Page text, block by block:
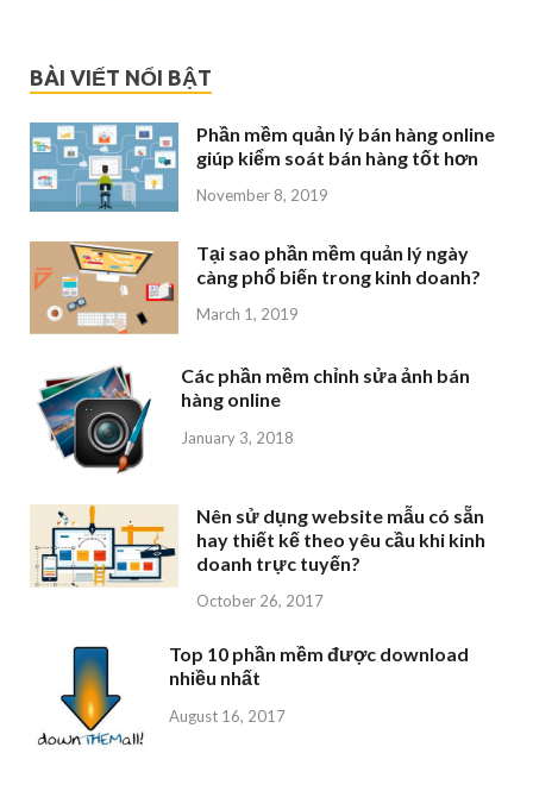
BÀI VIẾT NỔI BẬT
Phần mềm quản lý bán hàng online
giúp kiểm soát bán hàng tốt hơn
November 8, 2019
Tại sao phần mềm quản lý ngày
càng phổ biến trong kinh doanh?
March 1, 2019
Các phần mềm chỉnh sửa ảnh bán
hàng online
January 3, 2018
Nên sử dụng website mẫu có sẵn
hay thiết kế theo yêu cầu khi kinh
doanh trực tuyến?
October 26, 2017
Top 10 phần mềm được download
nhiều nhất
August 16, 2017